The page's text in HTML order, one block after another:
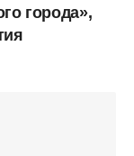
города»,